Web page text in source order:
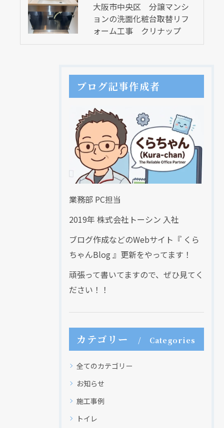
大阪市中央区 分譲マンシ
ョンの洗面化粧台取替リフ
ォーム工事 クリナップ
ブログ記事作成者
業務部 PC担当
2019年 株式会社トーシン 入社
ブログ作成などのWebサイト『 くら
ちゃんBlog 』更新をやってます！
頑張って書いてますので、ぜひ見てく
ださい！！
カテゴリー Categories
全てのカテゴリー
お知らせ
施工事例
トイレ